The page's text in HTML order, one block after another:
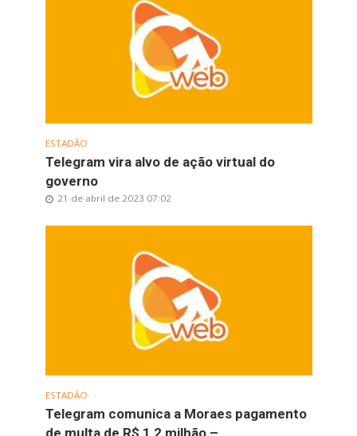
ESTADÃO
Telegram vira alvo de ação virtual do
governo
21 de abril de 2023 07:02
ESTADÃO
Telegram comunica a Moraes pagamento
de multa de R$ 1,2 milhão –